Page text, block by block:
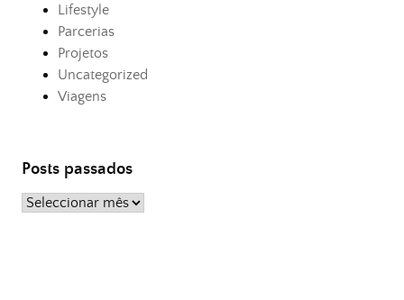
Lifestyle
Parcerias
Projetos
Uncategorized
Viagens
Posts passados
Posts